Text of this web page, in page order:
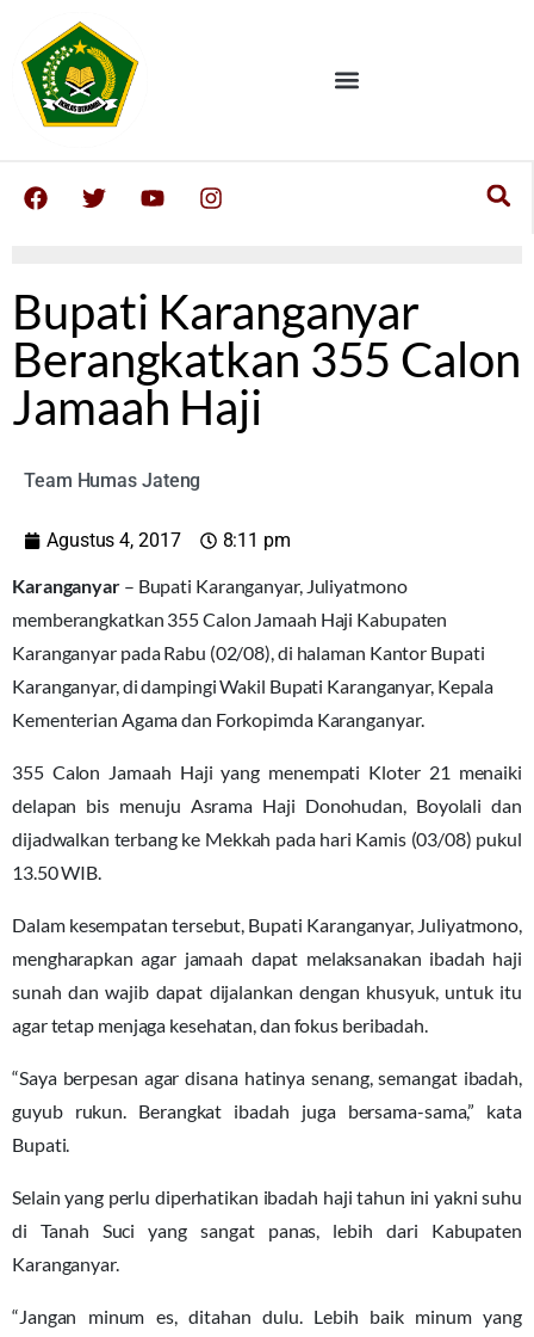
Bupati Karanganyar
Berangkatkan 355 Calon
Jamaah Haji
Team Humas Jateng
Agustus 4, 2017
8:11 pm
Karanganyar– Bupati Karanganyar, Juliyatmono
memberangkatkan 355 Calon Jamaah Haji Kabupaten
Karanganyar pada Rabu (02/08), di halaman Kantor Bupati
Karanganyar, di dampingi Wakil Bupati Karanganyar, Kepala
Kementerian Agama dan Forkopimda Karanganyar.
355 Calon Jamaah Haji yang menempati Kloter 21 menaiki
delapan bis menuju Asrama Haji Donohudan, Boyolali dan
dijadwalkan terbang ke Mekkah pada hari Kamis (03/08) pukul
13.50 WIB.
Dalam kesempatan tersebut, Bupati Karanganyar, Juliyatmono,
mengharapkan agar jamaah dapat melaksanakan ibadah haji
sunah dan wajib dapat dijalankan dengan khusyuk, untuk itu
agar tetap menjaga kesehatan, dan fokus beribadah.
“Saya berpesan agar disana hatinya senang, semangat ibadah,
guyub rukun. Berangkat ibadah juga bersama-sama,” kata
Bupati.
Selain yang perlu diperhatikan ibadah haji tahun ini yakni suhu
di Tanah Suci yang sangat panas, lebih dari Kabupaten
Karanganyar.
“Jangan minum es, ditahan dulu. Lebih baik minum yang